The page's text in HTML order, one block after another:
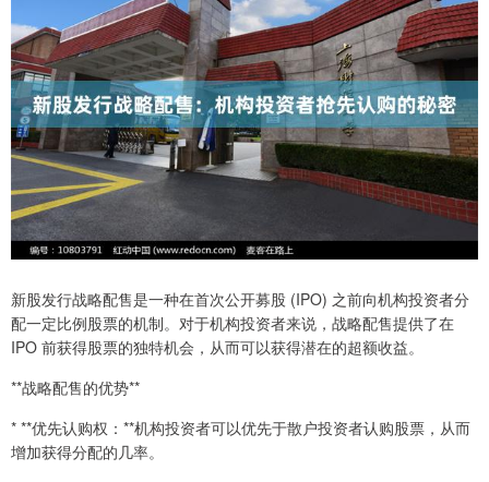
新股发行战略配售是一种在首次公开募股 (IPO) 之前向机构投资者分
配一定比例股票的机制。对于机构投资者来说，战略配售提供了在
IPO 前获得股票的独特机会，从而可以获得潜在的超额收益。
**战略配售的优势**
* **优先认购权：**机构投资者可以优先于散户投资者认购股票，从而
增加获得分配的几率。